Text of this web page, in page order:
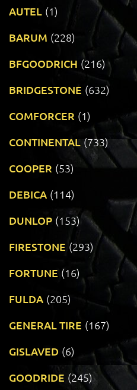
AUTEL (1)
BARUM (228)
BFGOODRICH (216)
BRIDGESTONE (632)
COMFORCER (1)
CONTINENTAL (733)
COOPER (53)
DEBICA (114)
DUNLOP (153)
FIRESTONE (293)
FORTUNE (16)
FULDA (205)
GENERAL TIRE (167)
GISLAVED (6)
GOODRIDE (245)